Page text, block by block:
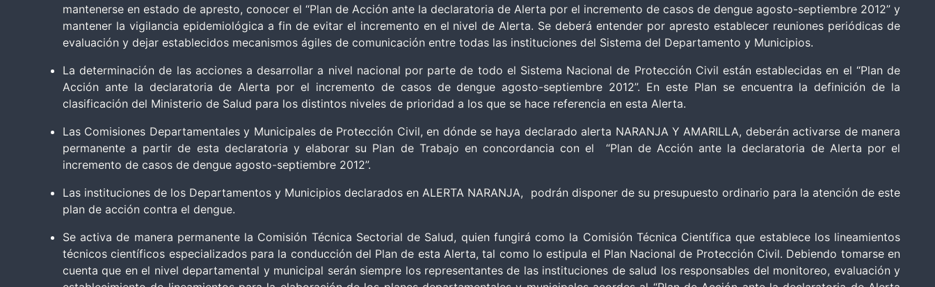
mantenerse en estado de apresto, conocer el “Plan de Acción ante la declaratoria de Alerta por el incremento de casos de dengue agosto-septiembre 2012” y
mantener la vigilancia epidemiológica a fin de evitar el incremento en el nivel de Alerta. Se deberá entender por apresto establecer reuniones periódicas de
evaluación y dejar establecidos mecanismos ágiles de comunicación entre todas las instituciones del Sistema del Departamento y Municipios.
La determinación de las acciones a desarrollar a nivel nacional por parte de todo el Sistema Nacional de Protección Civil están establecidas en el “Plan de
Acción ante la declaratoria de Alerta por el incremento de casos de dengue agosto-septiembre 2012”. En este Plan se encuentra la definición de la
clasificación del Ministerio de Salud para los distintos niveles de prioridad a los que se hace referencia en esta Alerta.
Las Comisiones Departamentales y Municipales de Protección Civil, en dónde se haya declarado alerta NARANJA Y AMARILLA, deberán activarse de manera
permanente a partir de esta declaratoria y elaborar su Plan de Trabajo en concordancia con el “Plan de Acción ante la declaratoria de Alerta por el
incremento de casos de dengue agosto-septiembre 2012”.
Las instituciones de los Departamentos y Municipios declarados en ALERTA NARANJA, podrán disponer de su presupuesto ordinario para la atención de este
plan de acción contra el dengue.
Se activa de manera permanente la Comisión Técnica Sectorial de Salud, quien fungirá como la Comisión Técnica Científica que establece los lineamientos
técnicos científicos especializados para la conducción del Plan de esta Alerta, tal como lo estipula el Plan Nacional de Protección Civil. Debiendo tomarse en
cuenta que en el nivel departamental y municipal serán siempre los representantes de las instituciones de salud los responsables del monitoreo, evaluación y